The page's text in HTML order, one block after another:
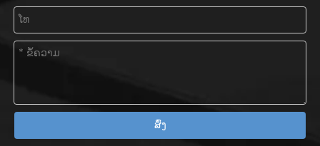
ສົ່ງ